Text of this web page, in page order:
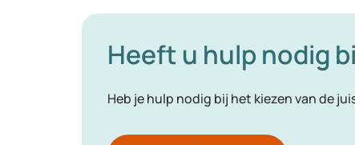
Heeft u hulp nodig
Heb je hulp nodig bij het kiezen van de